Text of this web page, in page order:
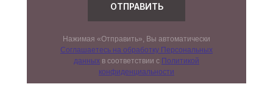
ОТПРАВИТЬ
Нажимая «Отправить», Вы автоматически
Соглашаетесь на обработку Персональных
данных в соответствии с Политикой
конфиденциальности